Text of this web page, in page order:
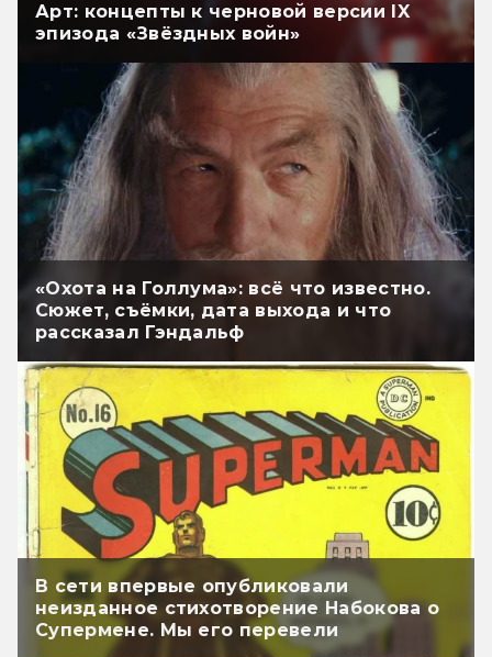
Арт: концепты к черновой версии IX
эпизода «Звёздных войн»
«Охота на Голлума»: всё что известно.
Сюжет, съёмки, дата выхода и что
рассказал Гэндальф
В сети впервые опубликовали
неизданное стихотворение Набокова о
Супермене. Мы его перевели